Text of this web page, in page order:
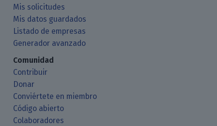
Mis solicitudes
Mis datos guardados
Listado de empresas
Generador avanzado
Comunidad
Contribuir
Donar
Conviértete en miembro
Código abierto
Colaboradores